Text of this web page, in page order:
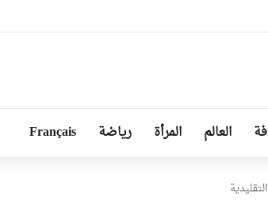
العالم المرأة رياضة Français